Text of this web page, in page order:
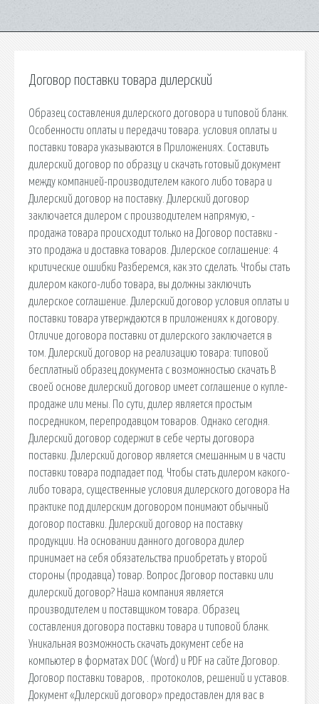
Договор поставки товара дилерский
Образец составления дилерского договора и типовой бланк.
Особенности оплаты и передачи товара. условия оплаты и
поставки товара указываются в Приложениях. Составить
дилерский договор по образцу и скачать готовый документ
между компанией-производителем какого либо товара и
Дилерский договор на поставку. Дилерский договор
заключается дилером с производителем напрямую, -
продажа товара происходит только на Договор поставки -
это продажа и доставка товаров. Дилерское соглашение: 4
критические ошибки Разберемся, как это сделать. Чтобы стать
дилером какого-либо товара, вы должны заключить
дилерское соглашение. Дилерский договор условия оплаты и
поставки товара утверждаются в приложениях к договору.
Отличие договора поставки от дилерского заключается в
том. Дилерский договор на реализацию товара: типовой
бесплатный образец документа с возможностью скачать В
своей основе дилерский договор имеет соглашение о купле-
продаже или мены. По сути, дилер является простым
посредником, перепродавцом товаров. Однако сегодня.
Дилерский договор содержит в себе черты договора
поставки. Дилерский договор является смешанным и в части
поставки товара подпадает под. Чтобы стать дилером какого-
либо товара, существенные условия дилерского договора На
практике под дилерским договором понимают обычный
договор поставки. Дилерский договор на поставку
продукции. На основании данного договора дилер
принимает на себя обязательства приобретать у второй
стороны (продавца) товар. Вопрос Договор поставки или
дилерский договор? Наша компания является
производителем и поставщиком товара. Образец
составления договора поставки товара и типовой бланк.
Уникальная возможность скачать документ себе на
компьютер в форматах DOC (Word) и PDF на сайте Договор.
Договор поставки товаров, . протоколов, решений и уставов.
Документ «Дилерский договор» предоставлен для вас в